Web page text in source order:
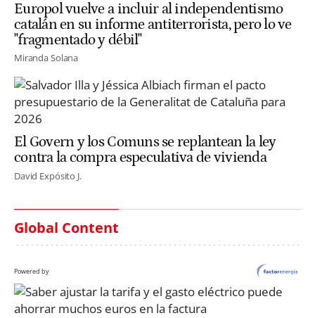
Europol vuelve a incluir al independentismo
catalán en su informe antiterrorista, pero lo ve
"fragmentado y débil"
Miranda Solana
El Govern y los Comuns se replantean la ley
contra la compra especulativa de vivienda
David Expósito J.
Global Content
Powered by